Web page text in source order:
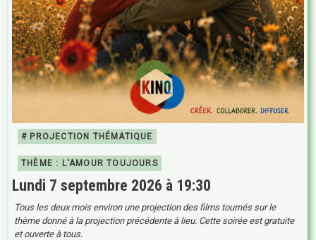
# PROJECTION THÉMATIQUE
THÈME : L'AMOUR TOUJOURS
Lundi 7 septembre 2026 à 19:30
Tous les deux mois environ une projection des films tournés sur le
thème donné à la projection précédente à lieu. Cette soirée est gratuite
et ouverte à tous.